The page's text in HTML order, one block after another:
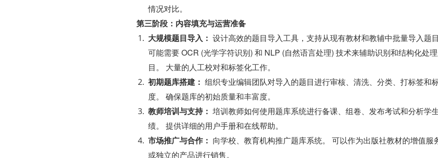
情况对比。
第三阶段：内容填充与运营准备
大规模题目导入： 设计高效的题目导入工具，支持从现有教材和教辅中批量导入题目
可能需要 OCR (光学字符识别) 和 NLP (自然语言处理) 技术来辅助识别和结构化处
目。 大量的人工校对和标签化工作。
初期题库搭建： 组织专业编辑团队对导入的题目进行审核、清洗、分类、打标签和
度。 确保题库的初始质量和丰富度。
教师培训与支持： 培训教师如何使用题库系统进行备课、组卷、发布考试和分析学
绩。 提供详细的用户手册和在线帮助。
市场推广与合作： 向学校、教育机构推广题库系统。 可以作为出版社教材的增值服
或独立的产品进行销售。